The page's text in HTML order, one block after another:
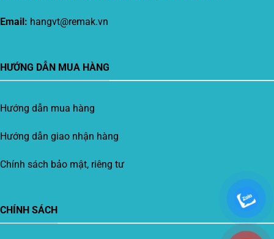
Email: hangvt@remak.vn
HƯỚNG DẪN MUA HÀNG
Hướng dẫn mua hàng
Hướng dẫn giao nhận hàng
Chính sách bảo mật, riêng tư
CHÍNH SÁCH